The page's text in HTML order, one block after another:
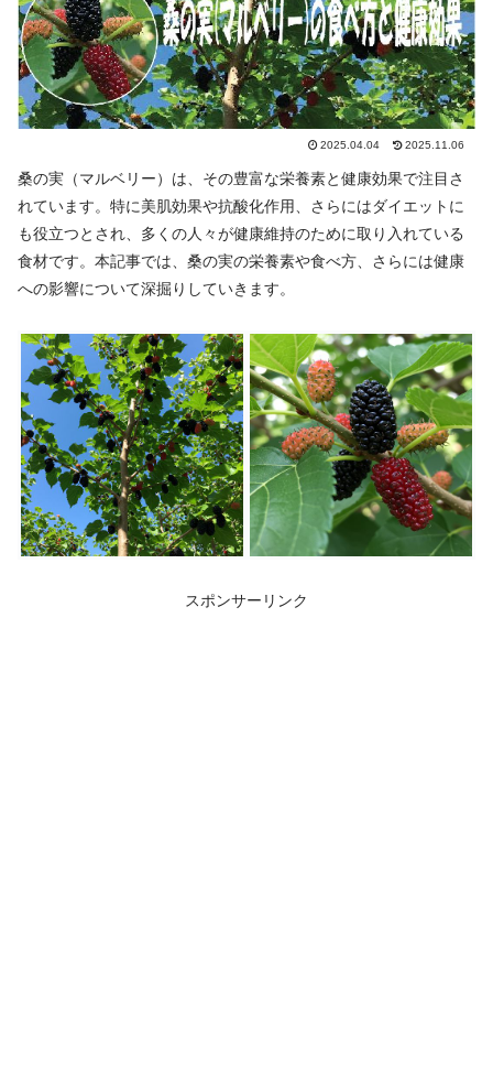
2025.04.04 2025.11.06
桑の実（マルベリー）は、その豊富な栄養素と健康効果で注目さ
れています。特に美肌効果や抗酸化作用、さらにはダイエットに
も役立つとされ、多くの人々が健康維持のために取り入れている
食材です。本記事では、桑の実の栄養素や食べ方、さらには健康
への影響について深掘りしていきます。
スポンサーリンク